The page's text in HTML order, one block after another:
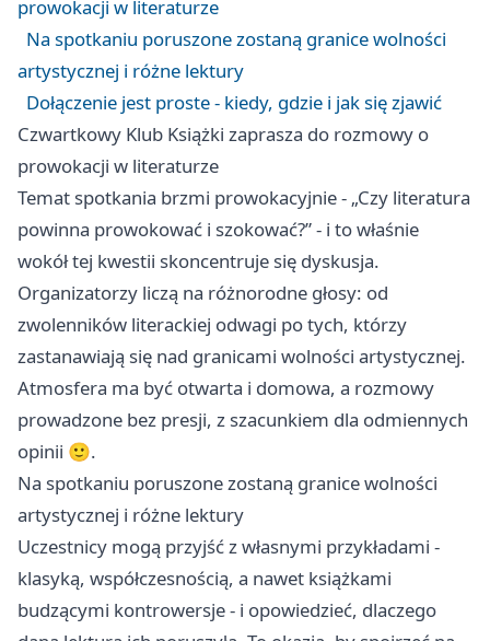
prowokacji w literaturze
Na spotkaniu poruszone zostaną granice wolności
artystycznej i różne lektury
Dołączenie jest proste - kiedy, gdzie i jak się zjawić
Czwartkowy Klub Książki zaprasza do rozmowy o
prowokacji w literaturze
Temat spotkania brzmi prowokacyjnie - „Czy literatura
powinna prowokować i szokować?” - i to właśnie
wokół tej kwestii skoncentruje się dyskusja.
Organizatorzy liczą na różnorodne głosy: od
zwolenników literackiej odwagi po tych, którzy
zastanawiają się nad granicami wolności artystycznej.
Atmosfera ma być otwarta i domowa, a rozmowy
prowadzone bez presji, z szacunkiem dla odmiennych
opinii 🙂.
Na spotkaniu poruszone zostaną granice wolności
artystycznej i różne lektury
Uczestnicy mogą przyjść z własnymi przykładami -
klasyką, współczesnością, a nawet książkami
budzącymi kontrowersje - i opowiedzieć, dlaczego